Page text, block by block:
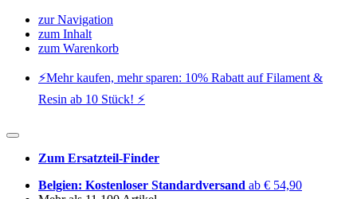
zur Navigation
zum Inhalt
zum Warenkorb
⚡️Mehr kaufen, mehr sparen: 10% Rabatt auf Filament &
Resin ab 10 Stück! ⚡️
Zum Ersatzteil-Finder
Belgien: Kostenloser Standardversand ab € 54,90